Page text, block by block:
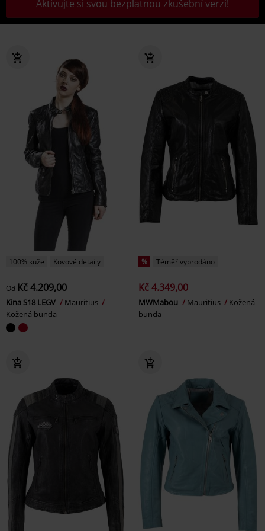
Aktivujte si svou bezplatnou zkušební verzi!
100% kuže Kovové detaily
Od Kč 4.209,00
Kina S18 LEGV
Mauritius
Kožená bunda
% Téměř vyprodáno
Kč 4.349,00
MWMabou Mauritius
Kožená
bunda